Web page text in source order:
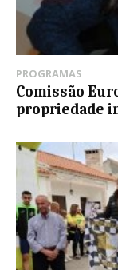
PROGRAMAS
Comissão
propriedade